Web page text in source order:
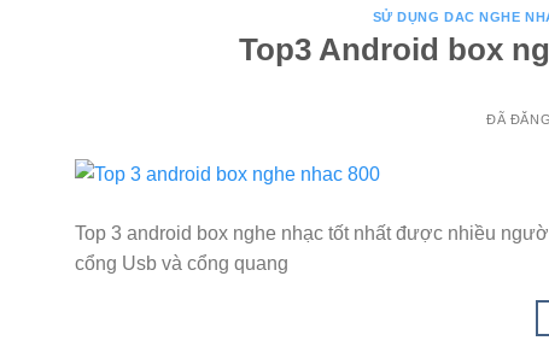
SỬ DỤNG DAC NGHE
Top3 Android box
ĐÃ
Top 3 android box nghe nhạc tốt nhất được nhiều
cổng Usb và cổng quang